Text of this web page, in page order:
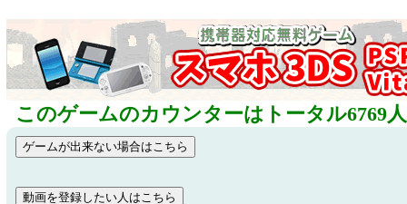
このゲームのカウンターはトータル6769